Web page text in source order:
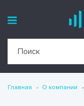
Главная О компании